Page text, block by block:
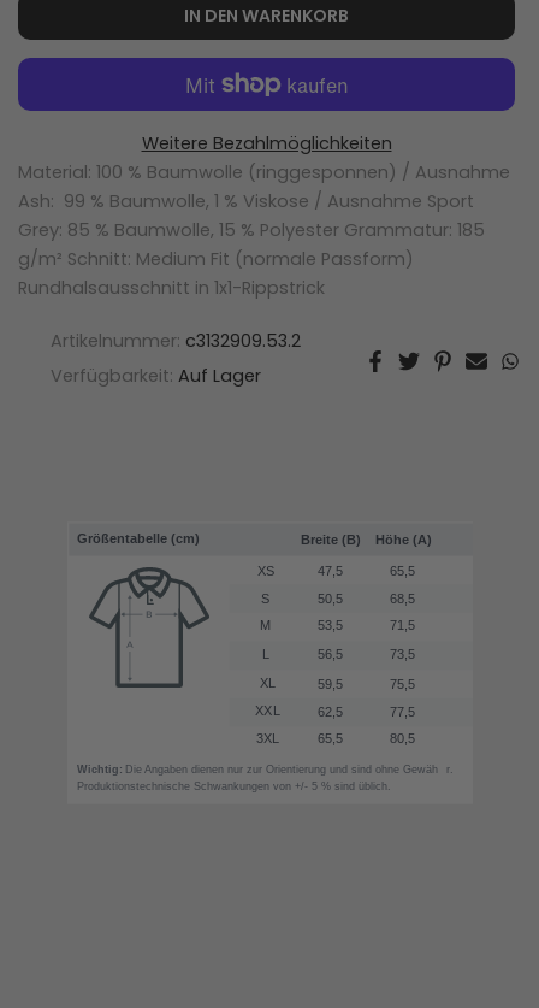
IN DEN WARENKORB
Weitere Bezahlmöglichkeiten
Material: 100 % Baumwolle (ringgesponnen) / Ausnahme
Ash: 99 % Baumwolle, 1 % Viskose / Ausnahme Sport
Grey: 85 % Baumwolle, 15 % Polyester Grammatur: 185
g/m² Schnitt: Medium Fit (normale Passform)
Rundhalsausschnitt in 1x1-Rippstrick
Artikelnummer: c3132909.53.2
Verfügbarkeit: Auf Lager